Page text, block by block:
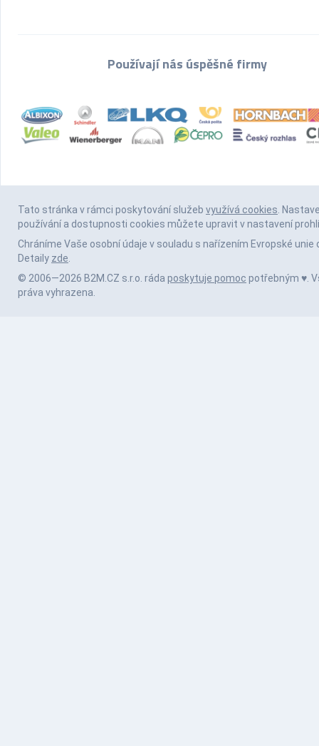
Používají nás úspěšné firmy
Tato stránka v rámci poskytování služeb využívá cookies .
používání a dostupnosti cookies můžete upravit v nastavení
Chráníme Vaše osobní údaje v souladu s nařízením Evropské unie
Detaily zde
© 2006—2026 B2M.CZ s.r.o. ráda poskytuje pomoc potřebným ♥️.
práva vyhrazena.